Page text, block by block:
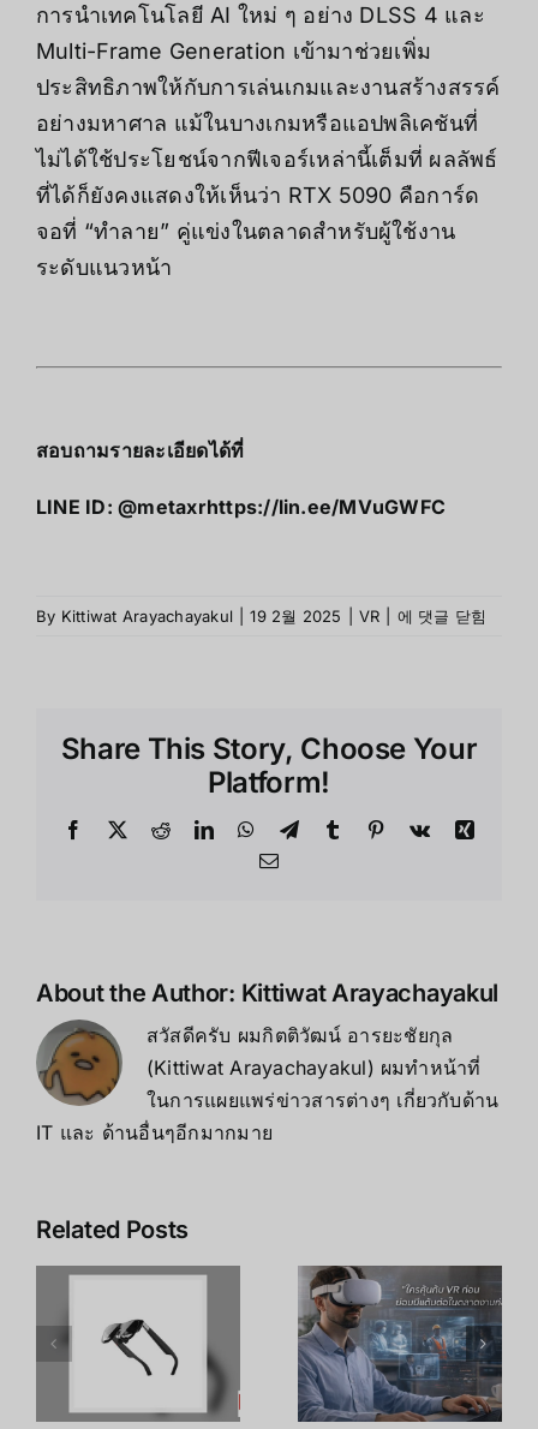
การนำเทคโนโลยี AI ใหม่ ๆ อย่าง DLSS 4 และ
Multi-Frame Generation เข้ามาช่วยเพิ่ม
ประสิทธิภาพให้กับการเล่นเกมและงานสร้างสรรค์
อย่างมหาศาล แม้ในบางเกมหรือแอปพลิเคชันที่
ไม่ได้ใช้ประโยชน์จากฟีเจอร์เหล่านี้เต็มที่ ผลลัพธ์
ที่ได้ก็ยังคงแสดงให้เห็นว่า RTX 5090 คือการ์ด
จอที่ “ทำลาย” คู่แข่งในตลาดสำหรับผู้ใช้งาน
ระดับแนวหน้า
สอบถามรายละเอียดได้ที่
LINE ID: @metaxrhttps://lin.ee/MVuGWFC
By Kittiwat Arayachayakul 19 2월 2025 VR
NVIDIA
ยอด
แรง
에 댓글 닫힘
Share This Story, Choose Your
Platform!
Facebook
X RedditLinkedInWhatsApp
TelegramTumblr Pinterest
Vk
Xing
Email
About the Author: Kittiwat Arayachayakul
สวัสดีครับ ผมกิตติวัฒน์ อารยะชัยกุล
(Kittiwat Arayachayakul) ผมทำหน้าที่
ในการแผยแพร่ข่าวสารต่างๆ เกี่ยวกับด้าน
IT และ ด้านอื่นๆอีกมากมาย
Related Posts
Metaverse:
โอกาสทองที่
คุณเตรียมตัว
เพิ่ม
ประสิทธิภาพ
การเรียนรู้
ของพนักงาน
ด้วย